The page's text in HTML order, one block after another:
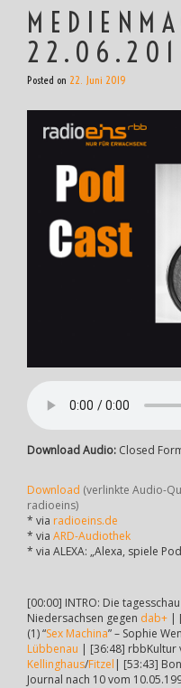
Posted on 22. Juni 2019
Download Audio: Closed
Download (verlinkte Audio-
radioeins)
* via radioeins.de
* via ARD-Audiothek
* via ALEXA: „Alexa, spiele
[00:00] INTRO: Die
Niedersachsen gegen dab+ |
(1) “Sex Machina” – Sophie
Lübbenau | [36:48] rbbKultur
Kellinghaus/Fitzel | [53:43]
Journal nach 10 vom